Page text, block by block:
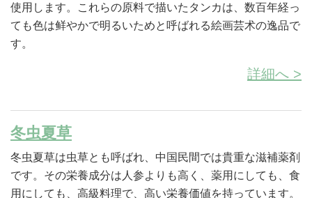
使用します。これらの原料で描いたタンカは、数百年経っ
ても色は鲜やかで明るいためと呼ばれる絵画芸术の逸品で
す。
詳細へ >
冬虫夏草
冬虫夏草は虫草とも呼ばれ、中国民間では貴重な滋補薬剤
です。その栄養成分は人参よりも高く、薬用にしても、食
用にしても、高級料理で、高い栄養価値を持っています。